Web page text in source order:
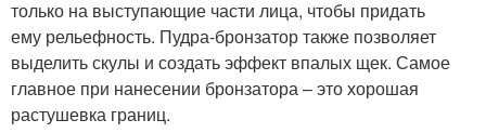
только на выступающие части лица, чтобы придать
ему рельефность. Пудра-бронзатор также позволяет
выделить скулы и создать эффект впалых щек. Самое
главное при нанесении бронзатора – это хорошая
растушевка границ.